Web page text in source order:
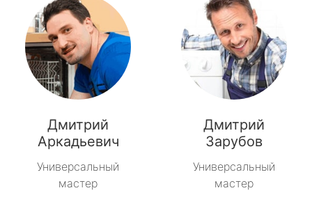
Дмитрий
Аркадьевич
Универсальный
мастер
Дмитрий
Зарубов
Универсальный
мастер